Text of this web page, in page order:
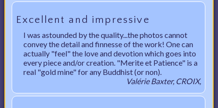
Excellent and impressive
I was astounded by the quality...the photos cannot
convey the detail and finnesse of the work! One can
actually "feel" the love and devotion which goes into
every piece and/or creation. "Merite et Patience" is a
real "gold mine" for any Buddhist (or non).
Valérie Baxter, CROIX,